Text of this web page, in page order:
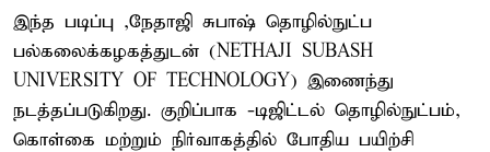
இந்த படிப்பு ,நேதாஜி சுபாஷ் தொழில்நுட்ப
பல்கலைக்கழகத்துடன் (NETHAJI SUBASH
UNIVERSITY OF TECHNOLOGY) இணைந்து
நடத்தப்படுகிறது. குறிப்பாக -டிஜிட்டல் தொழில்நுட்பம்,
கொள்கை மற்றும் நிர்வாகத்தில் போதிய பயிற்சி